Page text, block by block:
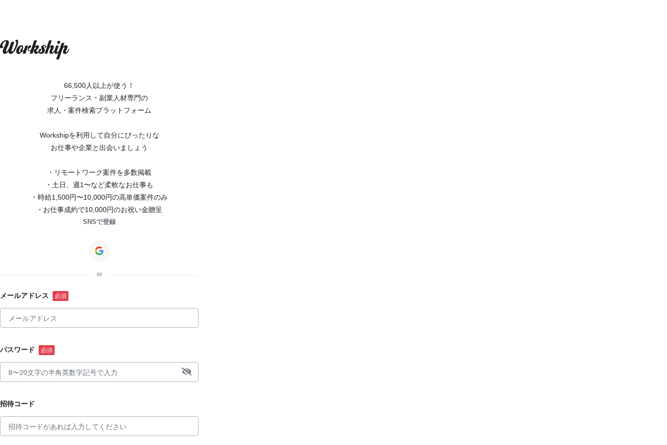
66,500人以上が使う！
フリーランス・副業人材専門の
求人・案件検索プラットフォーム
Workshipを利用して自分にぴったりな
お仕事や企業と出会いましょう
・リモートワーク案件を多数掲載
・土日、週1〜など柔軟なお仕事も
・時給1,500円〜10,000円の高単価案件のみ
・お仕事成約で10,000円のお祝い金贈呈
SNSで登録
or
メールアドレス
パスワード
招待コード